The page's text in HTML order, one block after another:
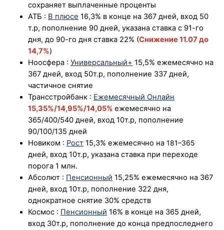
сохраняет выплаченные проценты
АТБ : В плюсе 16,3% в конце на 367 дней, вход 50
т.р, пополнение 90 дней, указана ставка с 91-го
дня, до 90-го дня ставка 22% (Снижение 11.07 до
14,7%)
Ноосфера : Универсальный+ 15,5% ежемесячно на
367 дней, вход 50т.р, пополнение 337 дней,
частичное снятие
Трансстройбанк : Ежемесячный Онлайн
15,35%/14,95%/14,05% ежемесячно на
365/400/540 дней, вход 10т.р, пополнение
90/100/135 дней
Новиком : Рост 15,3% ежемесячно на 181–365
дней, вход 10т.р, указана ставка при переходе
порога 1 млн.
Абсолют : Пенсионный 15,25% ежемесячно на 367
дней, вход 10т.р, пополнение 322 дня,
однократное снятие 30% средств
Космос : Пенсионный 16% в конце на 365 дней,
вход 30т.р, пополнение до конца предпоследнего